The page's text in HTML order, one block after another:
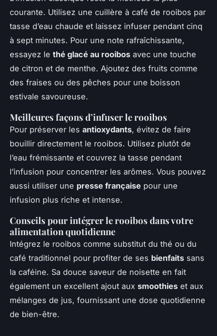
courante. Utilisez une cuillère à café de rooibos par
tasse d’eau chaude et laissez infuser pendant cinq
à sept minutes. Pour une note rafraîchissante,
essayez le thé glacé au rooibos avec une touche
de citron et de menthe. Ajoutez des fruits comme
des fraises ou des pêches pour une boisson
estivale savoureuse.
Meilleures façons d’infuser le rooibos
Pour préserver les antioxydants, évitez de faire
bouillir directement le rooibos. Utilisez plutôt de
l’eau frémissante et couvrez la tasse pendant
l’infusion pour concentrer les arômes. Vous pouvez
aussi utiliser une presse française pour une
infusion plus riche et intense.
Conseils pour intégrer le rooibos dans votre
alimentation quotidienne
Intégrez le rooibos comme substitut du thé ou du
café traditionnel pour profiter de ses bienfaits sans
la caféine. Sa douce saveur de noisette en fait
également un excellent ajout aux smoothies et aux
mélanges de jus, fournissant une dose quotidienne
de bien-être.